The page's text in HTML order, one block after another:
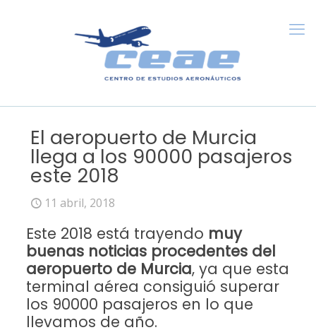
El aeropuerto de Murcia
llega a los 90000 pasajeros
este 2018
11 abril, 2018
Este 2018 está trayendo muy
buenas noticias procedentes del
aeropuerto de Murcia, ya que esta
terminal aérea consiguió superar
los 90000 pasajeros en lo que
llevamos de año.